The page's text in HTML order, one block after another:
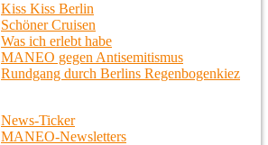
Kiss Kiss Berlin
Schöner Cruisen
Was ich erlebt habe
MANEO gegen Antisemitismus
Rundgang durch Berlins Regenbogenkiez
News-Ticker
MANEO-Newsletters